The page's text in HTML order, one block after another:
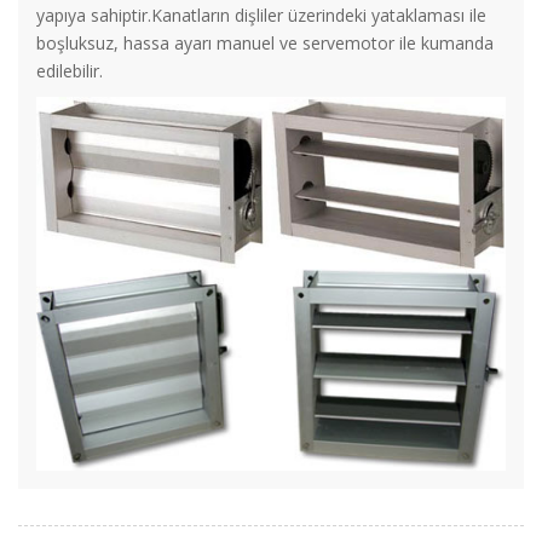
yapıya sahiptir.Kanatların dişliler üzerindeki yataklaması ile
boşluksuz, hassa ayarı manuel ve servemotor ile kumanda
edilebilir.